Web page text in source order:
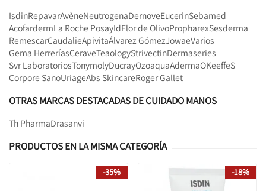
IsdinRepavarAvèneNeutrogenaDernoveEucerinSebamed
AcofardermLa Roche PosayIdFlor de OlivoPropharexSesderma
RemescarCaudalieApivitaÁlvarez GómezJowaeVarios
Gema HerreríasCeraveTeaologyStrivectinDermaseries
Svr LaboratoriosTonymolyDucrayOzoaquaAdermaOKeeffeS
Corpore SanoUriageAbs SkincareRoger Gallet
OTRAS MARCAS DESTACADAS DE CUIDADO MANOS
Th PharmaDrasanvi
PRODUCTOS EN LA MISMA CATEGORÍA
-35% -18%